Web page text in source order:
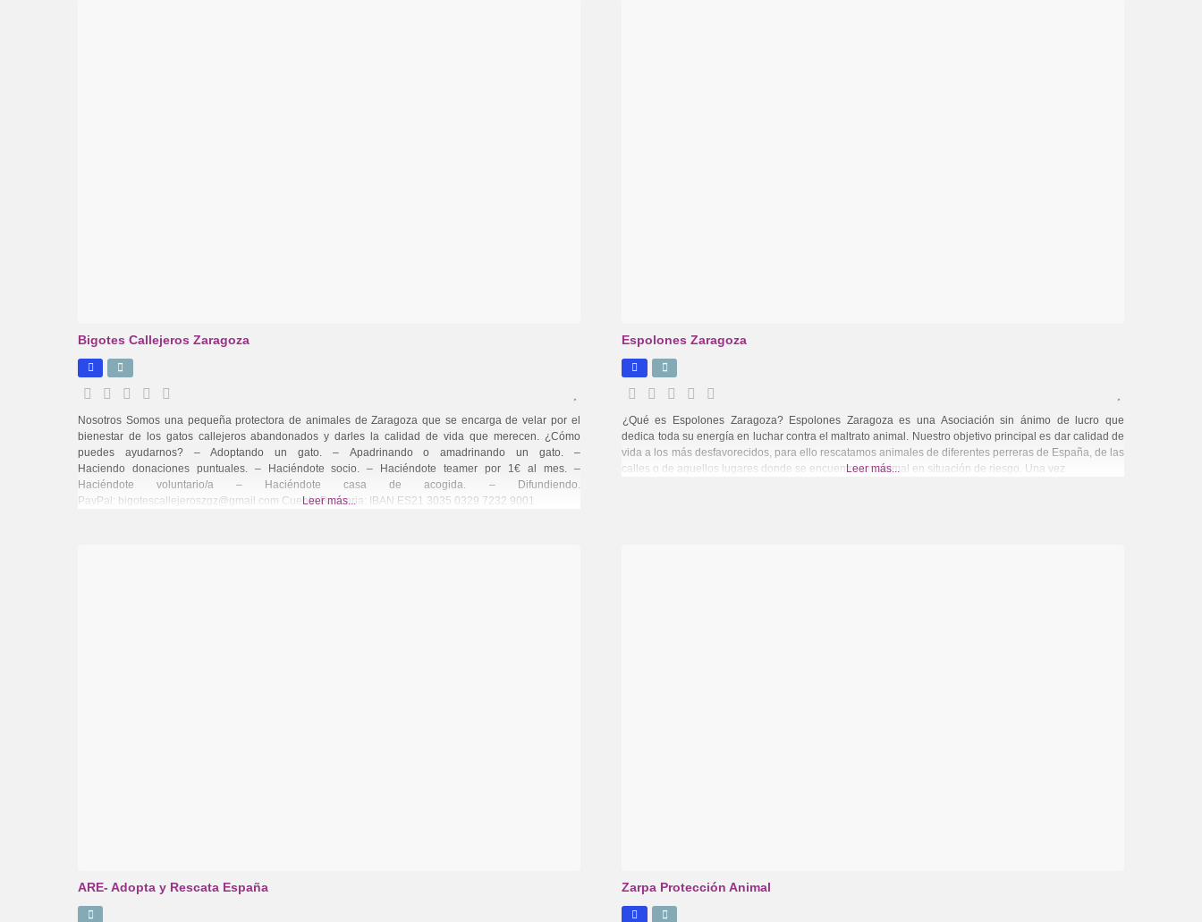
Bigotes Callejeros Zaragoza
Nosotros Somos una pequeña protectora de animales de Zaragoza que se encarga de velar por el
bienestar de los gatos callejeros abandonados y darles la calidad de vida que merecen. ¿Cómo
puedes ayudarnos? – Adoptando un gato. – Apadrinando o amadrinando un gato. –
Haciendo donaciones puntuales. – Haciéndote socio. – Haciéndote teamer por 1€ al mes. –
Haciéndote voluntario/a – Haciéndote casa de acogida. – Difundiendo.
PayPal: bigotescallejeroszgz@gmail.com Cuenta Bancaria: IBAN ES21 3035 0329 7232 9001
Leer más...
Espolones Zaragoza
¿Qué es Espolones Zaragoza? Espolones Zaragoza es una Asociación sin ánimo de lucro que
dedica toda su energía en luchar contra el maltrato animal. Nuestro objetivo principal es dar calidad de
vida a los más desfavorecidos, para ello rescatamos animales de diferentes perreras de España, de las
calles o de aquellos lugares donde se encuentre un animal en situación de riesgo. Una vez
Leer más...
ARE- Adopta y Rescata España Zarpa Protección Animal